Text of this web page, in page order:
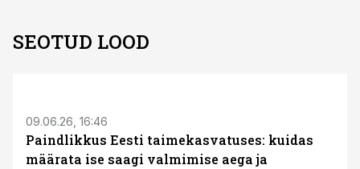
SEOTUD LOOD
09.06.26, 16:46
Paindlikkus Eesti taimekasvatuses: kuidas
määrata ise saagi valmimise aega ja